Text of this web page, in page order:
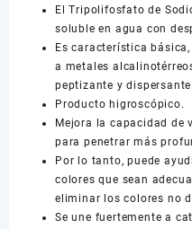
El Tripolifosfato de
soluble en agua con
Es característica
a metales
peptizante y
Producto higroscópico.
Mejora la capacidad de
para penetrar más
Por lo tanto, puede
colores que sean
eliminar los colores no
Se une fuertemente a